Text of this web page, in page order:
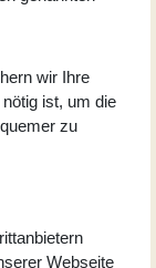
wir Ihre
ist, um die
zu
Webseite